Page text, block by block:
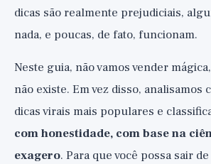
A linha de fundo honesta:
substitui o básico
dicas são realmente prejudiciais,
nada, e poucas, de fato, funcionam.
Neste guia, não vamos vender
não existe. Em vez disso, analisamos
dicas virais mais populares e
com honestidade, com base na
exagero. Para que você possa sair